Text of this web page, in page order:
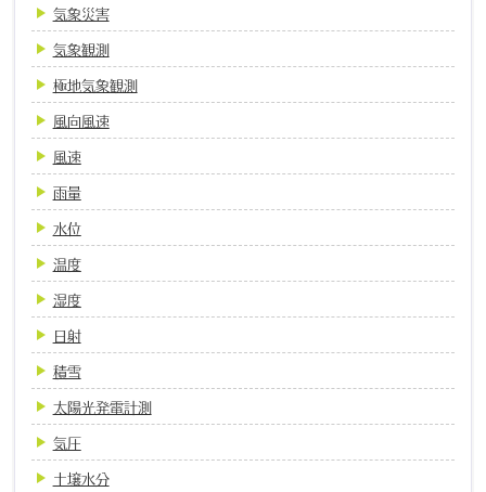
気象災害
気象観測
極地気象観測
風向風速
風速
雨量
水位
温度
湿度
日射
積雪
太陽光発電計測
気圧
土壌水分